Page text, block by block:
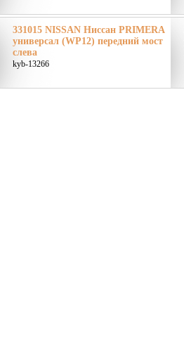
331015 NISSAN Ниссан PRIMERA
универсал (WP12) передний мост
слева
kyb-13266